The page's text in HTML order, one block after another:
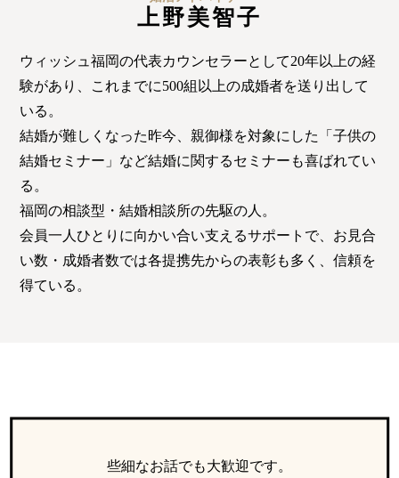
会社概要 プライバシーポリシー
特定商取引法の表記につい
て
上野美智子
ウィッシュ福岡の代表カウンセラーとして20年以上の経
験があり、これまでに500組以上の成婚者を送り出して
いる。
結婚が難しくなった昨今、親御様を対象にした「子供の
結婚セミナー」など結婚に関するセミナーも喜ばれてい
る。
福岡の相談型・結婚相談所の先駆の人。
会員一人ひとりに向かい合い支えるサポートで、お見合
い数・成婚者数では各提携先からの表彰も多く、信頼を
得ている。
些細なお話でも大歓迎です。